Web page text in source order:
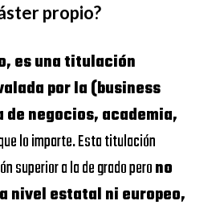
propio?
es una titulación
por la (business
negocios, academia,
lo imparte. Esta titulación
superior a la de grado perono
nivel estatal ni europeo,